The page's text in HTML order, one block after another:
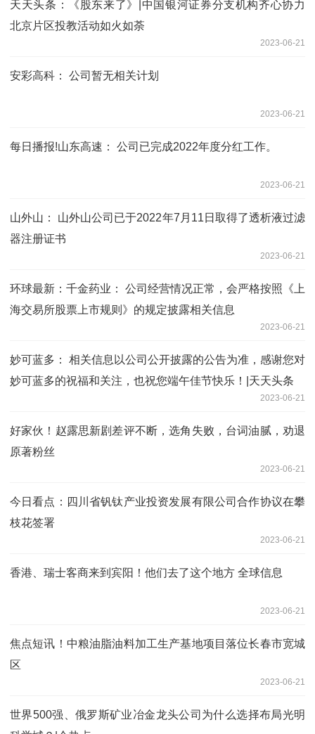
天天头条：《股东来了》|中国银河证券分支机构齐心协力
北京片区投教活动如火如荼
2023-06-21
安彩高科： 公司暂无相关计划
2023-06-21
每日播报!山东高速： 公司已完成2022年度分红工作。
2023-06-21
山外山： 山外山公司已于2022年7月11日取得了透析液过滤
器注册证书
2023-06-21
环球最新：千金药业： 公司经营情况正常，会严格按照《上
海交易所股票上市规则》的规定披露相关信息
2023-06-21
妙可蓝多： 相关信息以公司公开披露的公告为准，感谢您对
妙可蓝多的祝福和关注，也祝您端午佳节快乐！|天天头条
2023-06-21
好家伙！赵露思新剧差评不断，选角失败，台词油腻，劝退
原著粉丝
2023-06-21
今日看点：四川省钒钛产业投资发展有限公司合作协议在攀
枝花签署
2023-06-21
香港、瑞士客商来到宾阳！他们去了这个地方 全球信息
2023-06-21
焦点短讯！中粮油脂油料加工生产基地项目落位长春市宽城
区
2023-06-21
世界500强、俄罗斯矿业冶金龙头公司为什么选择布局光明